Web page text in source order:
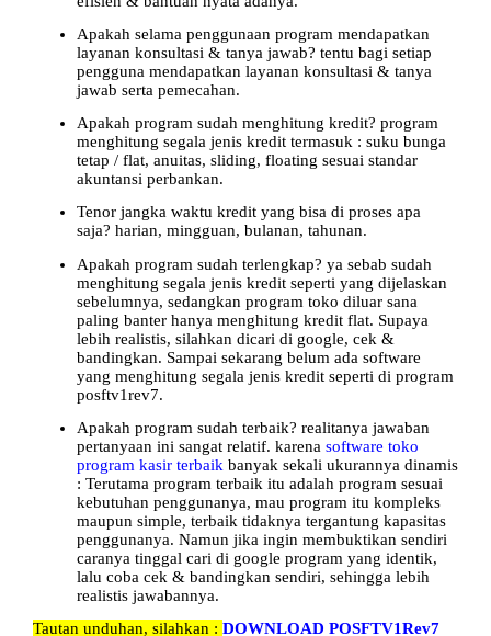
Apakah selama penggunaan program mendapatkan
layanan konsultasi & tanya jawab? tentu bagi setiap
pengguna mendapatkan layanan konsultasi & tanya
jawab serta pemecahan.
Apakah program sudah menghitung kredit? program
menghitung segala jenis kredit termasuk : suku bunga
tetap / flat, anuitas, sliding, floating sesuai standar
akuntansi perbankan.
Tenor jangka waktu kredit yang bisa di proses apa
saja? harian, mingguan, bulanan, tahunan.
Apakah program sudah terlengkap? ya sebab sudah
menghitung segala jenis kredit seperti yang dijelaskan
sebelumnya, sedangkan program toko diluar sana
paling banter hanya menghitung kredit flat. Supaya
lebih realistis, silahkan dicari di google, cek &
bandingkan. Sampai sekarang belum ada software
yang menghitung segala jenis kredit seperti di program
posftv1rev7.
Apakah program sudah terbaik? realitanya jawaban
pertanyaan ini sangat relatif. karena software toko
program kasir terbaik banyak sekali ukurannya dinamis
: Terutama program terbaik itu adalah program sesuai
kebutuhan penggunanya, mau program itu kompleks
maupun simple, terbaik tidaknya tergantung kapasitas
penggunanya. Namun jika ingin membuktikan sendiri
caranya tinggal cari di google program yang identik,
lalu coba cek & bandingkan sendiri, sehingga lebih
realistis jawabannya.
Tautan unduhan, silahkan : DOWNLOAD POSFTV1Rev7